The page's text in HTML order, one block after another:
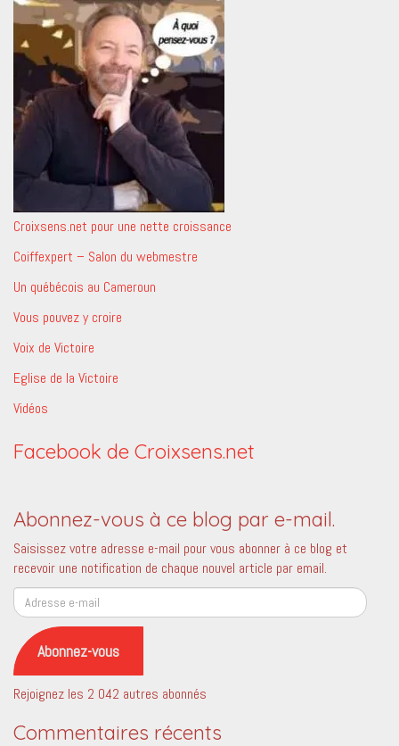
Croixsens.net pour une nette croissance
Coiffexpert – Salon du webmestre
Un québécois au Cameroun
Vous pouvez y croire
Voix de Victoire
Eglise de la Victoire
Vidéos
Facebook de Croixsens.net
Abonnez-vous à ce blog par e-mail.
Saisissez votre adresse e-mail pour vous abonner à ce blog et
recevoir une notification de chaque nouvel article par email.
Adresse
e-
mail
Abonnez-vous
Rejoignez les 2 042 autres abonnés
Commentaires récents